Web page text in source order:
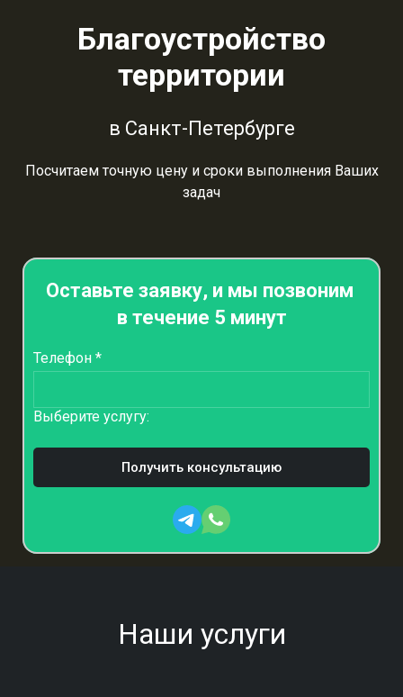
Благоустройство
территории
в Санкт-Петербурге
Посчитаем точную цену и сроки выполнения Ваших
задач
Оставьте заявку, и мы позвоним
в течение 5 минут
Телефон *
Выберите услугу:
Получить консультацию
Наши услуги